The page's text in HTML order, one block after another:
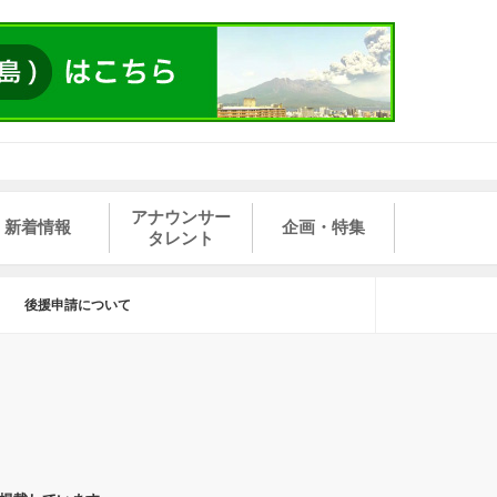
新着情報
アナウンサー
タレント
企画・特集
後援申請について